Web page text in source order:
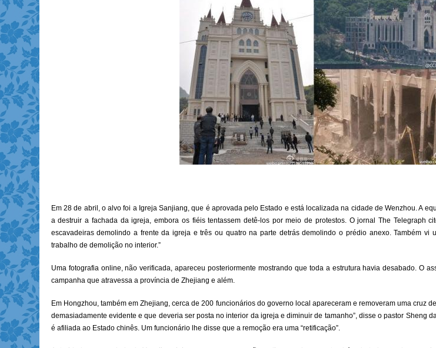
Em 28 de abril, o alvo foi a Igreja Sanjiang, que é aprovada pelo Estado e está localizada na cidade de Wenzhou. A
a destruir a fachada da igreja, embora os fiéis tentassem detê-los por meio de protestos. O jornal The Telegraph
escavadeiras demolindo a frente da igreja e três ou quatro na parte detrás demolindo o prédio anexo. Também vi
trabalho de demolição no interior.”
Uma fotografia online, não verificada, apareceu posteriormente mostrando que toda a estrutura havia desabado. O
campanha que atravessa a província de Zhejiang e além.
Em Hongzhou, também em Zhejiang, cerca de 200 funcionários do governo local apareceram e removeram uma cruz
demasiadamente evidente e que deveria ser posta no interior da igreja e diminuir de tamanho”, disse o pastor Sheng
é afiliada ao Estado chinês. Um funcionário lhe disse que a remoção era uma “retificação”.